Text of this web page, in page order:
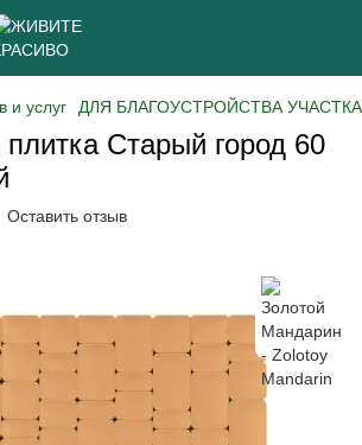
и услуг ДЛЯ БЛАГОУСТРОЙСТВА УЧАСТКА
плитка Старый город 60
Оставить отзыв